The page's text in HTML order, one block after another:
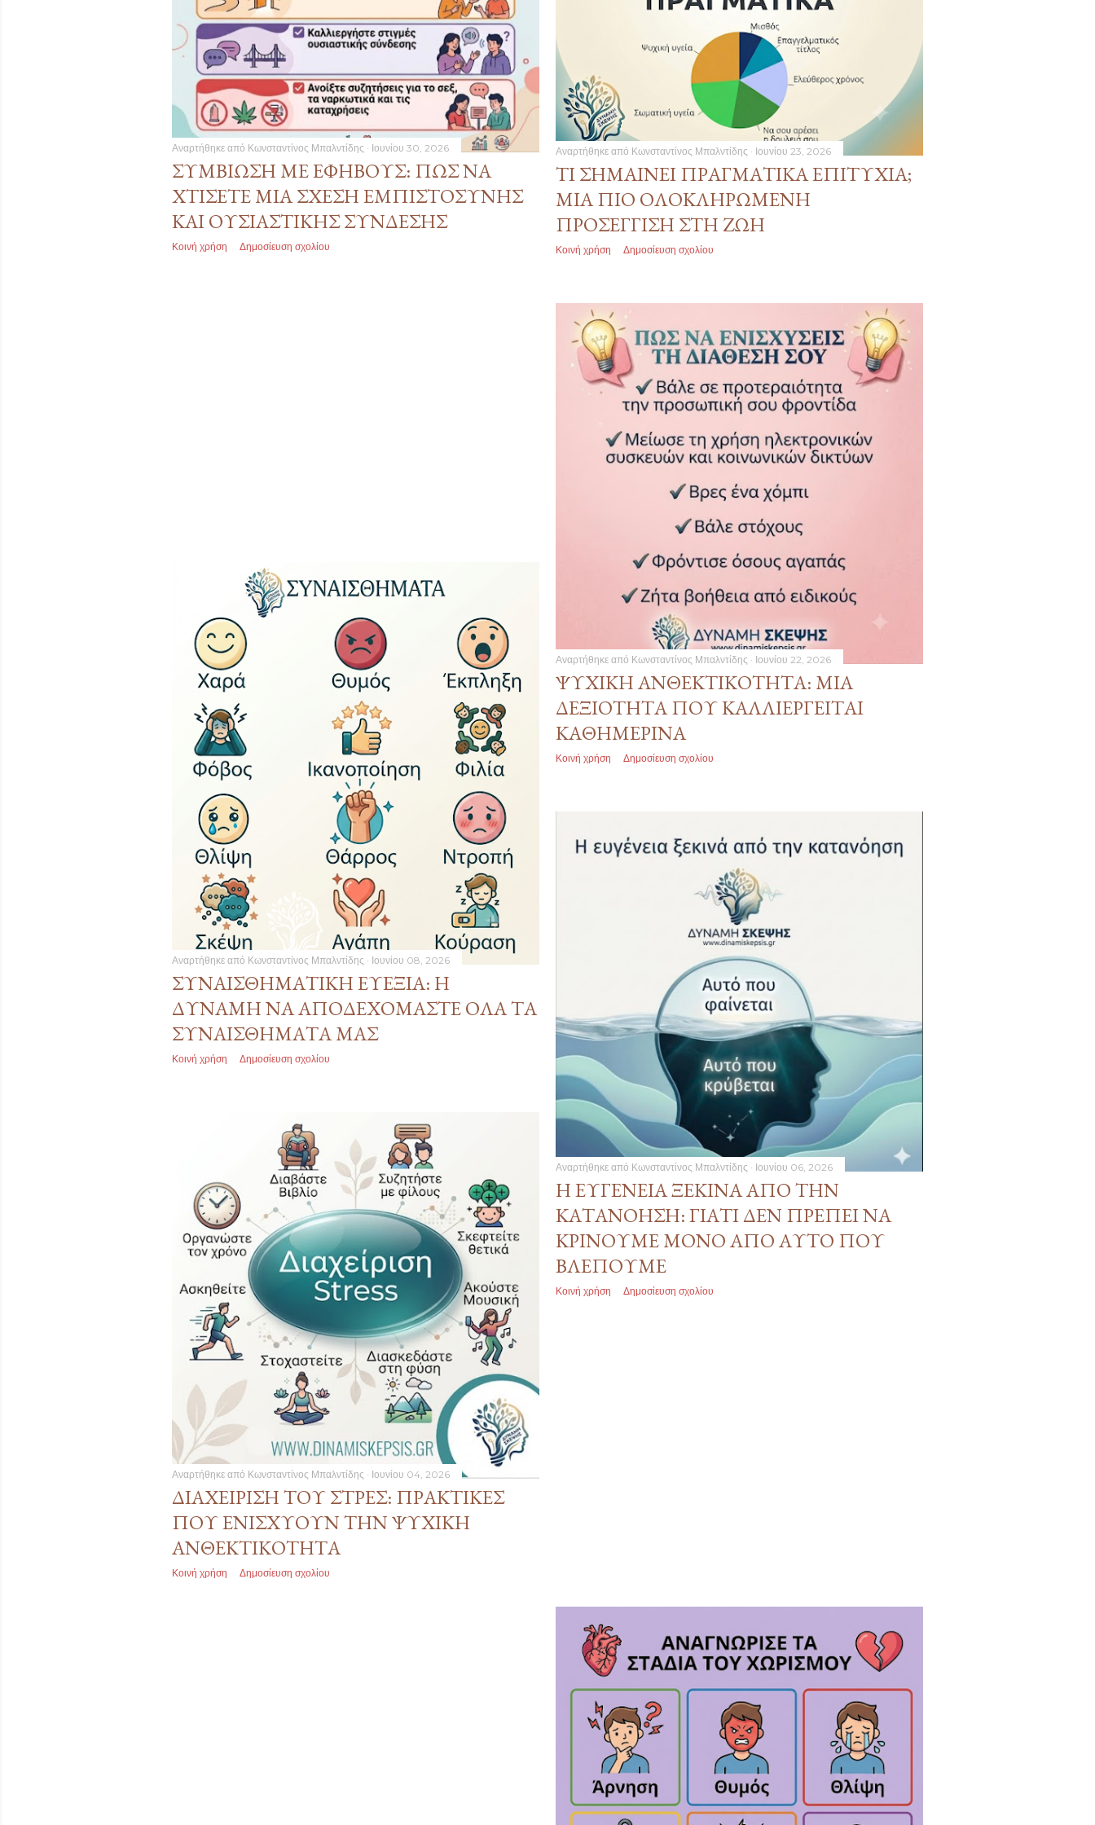
ι
ς
Αναρτήθηκε από Κωνσταντίνος Μπαλντίδης Ιουνίου 30, 2026
ΣΥΜΒΊΩΣΗ ΜΕ ΕΦΉΒΟΥΣ: ΠΏΣ ΝΑ
ΧΤΊΣΕΤΕ ΜΙΑ ΣΧΈΣΗ ΕΜΠΙΣΤΟΣΎΝΗΣ
ΚΑΙ ΟΥΣΙΑΣΤΙΚΉΣ ΣΎΝΔΕΣΗΣ
Κοινή χρήση Δημοσίευση σχολίου
Αναρτήθηκε από Κωνσταντίνος Μπαλντίδης Ιουνίου 23, 2026
ΤΙ ΣΗΜΑΊΝΕΙ ΠΡΑΓΜΑΤΙΚΆ ΕΠΙΤΥΧΊΑ;
ΜΙΑ ΠΙΟ ΟΛΟΚΛΗΡΩΜΈΝΗ
ΠΡΟΣΈΓΓΙΣΗ ΣΤΗ ΖΩΉ
Κοινή χρήση Δημοσίευση σχολίου
Αναρτήθηκε από Κωνσταντίνος Μπαλντίδης Ιουνίου 22, 2026
ΨΥΧΙΚΉ ΑΝΘΕΚΤΙΚΌΤΗΤΑ: ΜΙΑ
ΔΕΞΙΌΤΗΤΑ ΠΟΥ ΚΑΛΛΙΕΡΓΕΊΤΑΙ
ΚΑΘΗΜΕΡΙΝΆ
Κοινή χρήση Δημοσίευση σχολίου
Αναρτήθηκε από Κωνσταντίνος Μπαλντίδης Ιουνίου 08, 2026
ΣΥΝΑΙΣΘΗΜΑΤΙΚΉ ΕΥΕΞΊΑ: Η
ΔΎΝΑΜΗ ΝΑ ΑΠΟΔΕΧΌΜΑΣΤΕ ΌΛΑ ΤΑ
ΣΥΝΑΙΣΘΉΜΑΤΆ ΜΑΣ
Κοινή χρήση Δημοσίευση σχολίου
Αναρτήθηκε από Κωνσταντίνος Μπαλντίδης Ιουνίου 06, 2026
Η ΕΥΓΈΝΕΙΑ ΞΕΚΙΝΆ ΑΠΌ ΤΗΝ
ΚΑΤΑΝΌΗΣΗ: ΓΙΑΤΊ ΔΕΝ ΠΡΈΠΕΙ ΝΑ
ΚΡΊΝΟΥΜΕ ΜΌΝΟ ΑΠΌ ΑΥΤΌ ΠΟΥ
ΒΛΈΠΟΥΜΕ
Κοινή χρήση Δημοσίευση σχολίου
Αναρτήθηκε από Κωνσταντίνος Μπαλντίδης Ιουνίου 04, 2026
ΔΙΑΧΕΊΡΙΣΗ ΤΟΥ ΣΤΡΕΣ: ΠΡΑΚΤΙΚΈΣ
ΠΟΥ ΕΝΙΣΧΎΟΥΝ ΤΗΝ ΨΥΧΙΚΉ
ΑΝΘΕΚΤΙΚΌΤΗΤΑ
Κοινή χρήση Δημοσίευση σχολίου